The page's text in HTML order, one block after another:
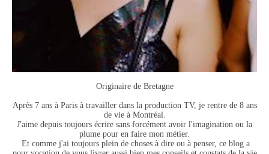
Originaire de Bretagne
Après 7 ans à Paris à travailler dans la production TV, je rentre de 8 ans
de vie à Montréal.
J'aime depuis toujours écrire sans forcément avoir l'imagination ou la
plume pour en faire mon métier.
Et comme j'ai toujours plein de choses à dire ou à penser, ce blog a